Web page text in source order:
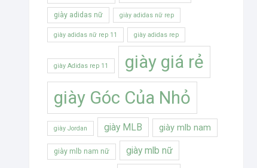
giày adidas nữ giày adidas nữ rep
giày adidas nữ rep 11 giày adidas rep
giày Adidas rep 11
giày giá rẻ
giày Góc Của Nhỏ
giày Jordan giày MLB giày mlb nam
giày mlb nam nữ giày mlb nữ